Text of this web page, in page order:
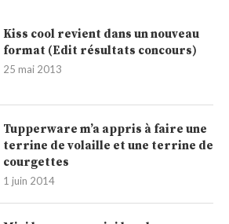
Kiss cool revient dans un nouveau
format (Edit résultats concours)
25 mai 2013
Tupperware m’a appris à faire une
terrine de volaille et une terrine de
courgettes
1 juin 2014